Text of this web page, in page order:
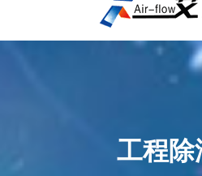
工程除